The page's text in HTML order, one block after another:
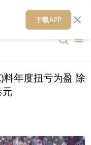
财华媒体矩阵 财华智库
料年度扭亏为盈 除
下载APP